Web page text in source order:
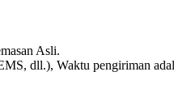
Asli.
dll.), Waktu pengiriman